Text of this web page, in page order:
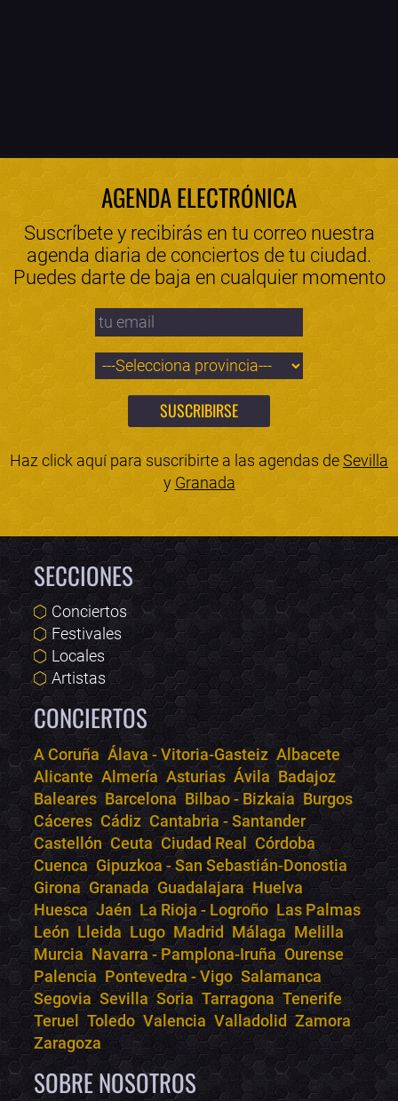
AGENDA ELECTRÓNICA
Suscríbete y recibirás en tu correo nuestra
agenda diaria de conciertos de tu ciudad.
Puedes darte de baja en cualquier momento
Haz click aquí para suscribirte a las agendas deSevilla
y Granada
SECCIONES
Conciertos
Festivales
Locales
Artistas
CONCIERTOS
A Coruña Álava - Vitoria-Gasteiz Albacete
Alicante Almería Asturias Ávila Badajoz
Baleares Barcelona Bilbao - Bizkaia Burgos
Cáceres Cádiz Cantabria - Santander
Castellón Ceuta Ciudad Real Córdoba
Cuenca Gipuzkoa - San Sebastián-Donostia
Girona Granada Guadalajara Huelva
Huesca Jaén La Rioja - Logroño Las Palmas
León Lleida Lugo Madrid Málaga Melilla
Murcia Navarra - Pamplona-Iruña Ourense
Palencia Pontevedra - Vigo Salamanca
Segovia Sevilla Soria Tarragona Tenerife
Teruel Toledo Valencia Valladolid Zamora
Zaragoza
SOBRE NOSOTROS
Bololoco · conciertos.club
Online · Te ayudo a encontrar conciertos